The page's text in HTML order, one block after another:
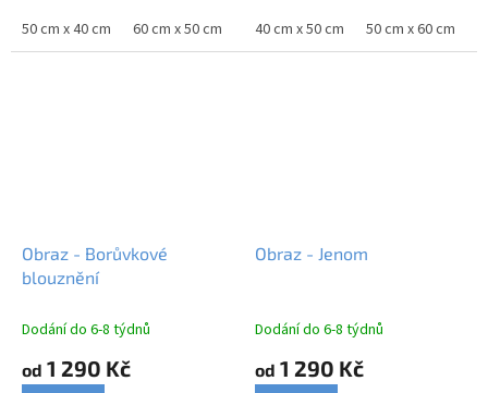
50 cm x 40 cm
60 cm x 50 cm 70 cm x 60 cm 90 cm x 75 cm
40 cm x 50 cm
50 cm x 60 cm
Obraz - Borůvkové
blouznění
Dodání do 6-8 týdnů
od 1 290 Kč
Obraz - Jenom
Dodání do 6-8 týdnů
od 1 290 Kč